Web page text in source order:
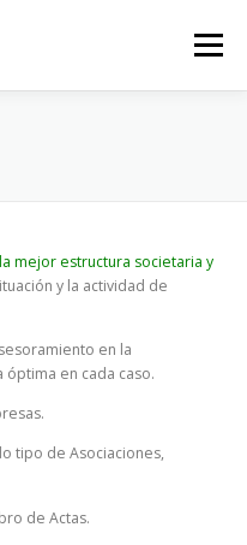
Menú
mejor estructura societaria y
y la actividad de
en la
en cada caso.
tipo de Asociaciones,
de Actas.